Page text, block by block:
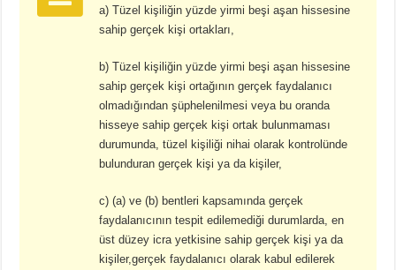
a) Tüzel kişiliğin yüzde yirmi beşi aşan hissesine
sahip gerçek kişi ortakları,
b) Tüzel kişiliğin yüzde yirmi beşi aşan hissesine
sahip gerçek kişi ortağının gerçek faydalanıcı
olmadığından şüphelenilmesi veya bu oranda
hisseye sahip gerçek kişi ortak bulunmaması
durumunda, tüzel kişiliği nihai olarak kontrolünde
bulunduran gerçek kişi ya da kişiler,
c) (a) ve (b) bentleri kapsamında gerçek
faydalanıcının tespit edilemediği durumlarda, en
üst düzey icra yetkisine sahip gerçek kişi ya da
kişiler,gerçek faydalanıcı olarak kabul edilerek